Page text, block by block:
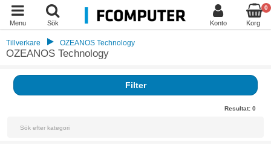
Menu Sök Konto
0
Korg
Tillverkare OZEANOS Technology
OZEANOS Technology
Filter
Resultat: 0